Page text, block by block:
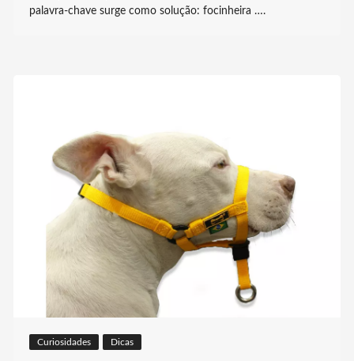
palavra-chave surge como solução: focinheira ….
Curiosidades Dicas